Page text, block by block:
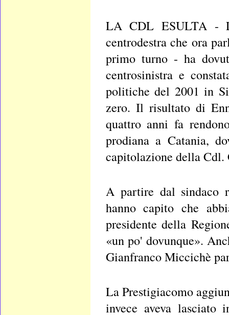
LA CDL ESULTA -
centrodestra che ora
primo turno - ha
centrosinistra e
politiche del 2001 in
zero. Il risultato di
quattro anni fa
prodiana a Catania,
capitolazione della Cdl.
A partire dal sindaco
hanno capito che
presidente della
«un po' dovunque».
Gianfranco Miccichè
La Prestigiacomo
invece aveva lasciato